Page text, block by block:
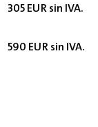
305 EUR sin IVA.
590 EUR sin IVA.